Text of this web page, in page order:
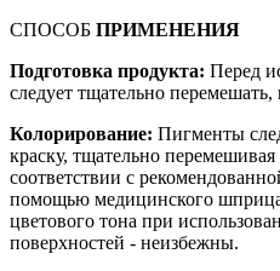
СПОСОБ ПРИМЕНЕНИЯ
Подготовка продукта: Перед
следует тщательно перемешать,
Колорирование: Пигменты
краску, тщательно
соответствии с
помощью медицинского
цветового тона при
поверхностей - неизбежны.